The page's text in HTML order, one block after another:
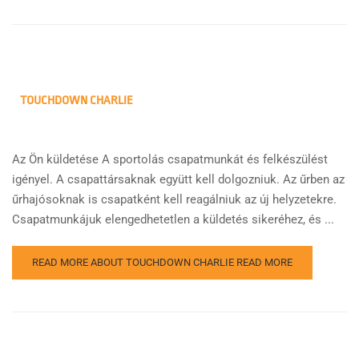
TOUCHDOWN CHARLIE
Az Ön küldetése A sportolás csapatmunkát és felkészülést
igényel. A csapattársaknak együtt kell dolgozniuk. Az űrben az
űrhajósoknak is csapatként kell reagálniuk az új helyzetekre.
Csapatmunkájuk elengedhetetlen a küldetés sikeréhez, és ...
READ MORE ABOUT TOUCHDOWN CHARLIE READ MORE